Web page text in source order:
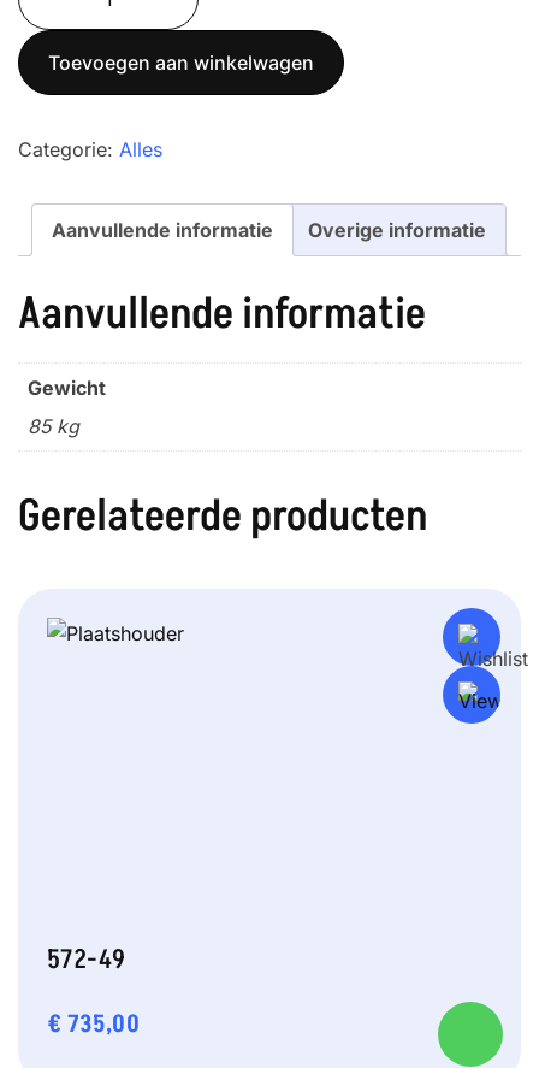
1512-
3T
aantal
Toevoegen aan winkelwagen
Categorie: Alles
Aanvullende informatie Overige informatie
Aanvullende informatie
Gewicht
85 kg
Gerelateerde producten
572-49
€ 735,00